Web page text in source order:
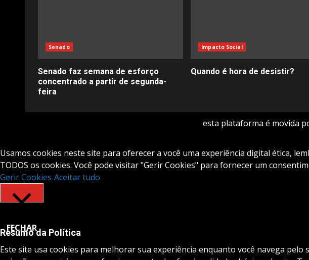
Senado
Senado faz semana de esforço
concentrado a partir de segunda-
feira
Impacto Social
Quando é hora de desistir?
esta plataforma é movida
Usamos cookies neste site para oferecer a você uma experiência digital ética,
TODOS os cookies. Você pode visitar "Gerir Cookies" para fornecer um
Gerir Cookies Aceitar tudo
FECHAR
Resumo da Política
Este site usa cookies para melhorar sua experiência enquanto você navega